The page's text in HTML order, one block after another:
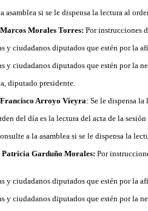
asamblea si se le dispensa la lectura al
Morales Torres: Por instrucciones
y ciudadanos diputados que estén por la
y ciudadanos diputados que estén por la
diputado presidente.
Arroyo Vieyra: Se le dispensa la
del día es la lectura del acta de la sesión
a la asamblea si se le dispensa la
Garduño Morales: Por
y ciudadanos diputados que estén por la
y ciudadanos diputados que estén por la